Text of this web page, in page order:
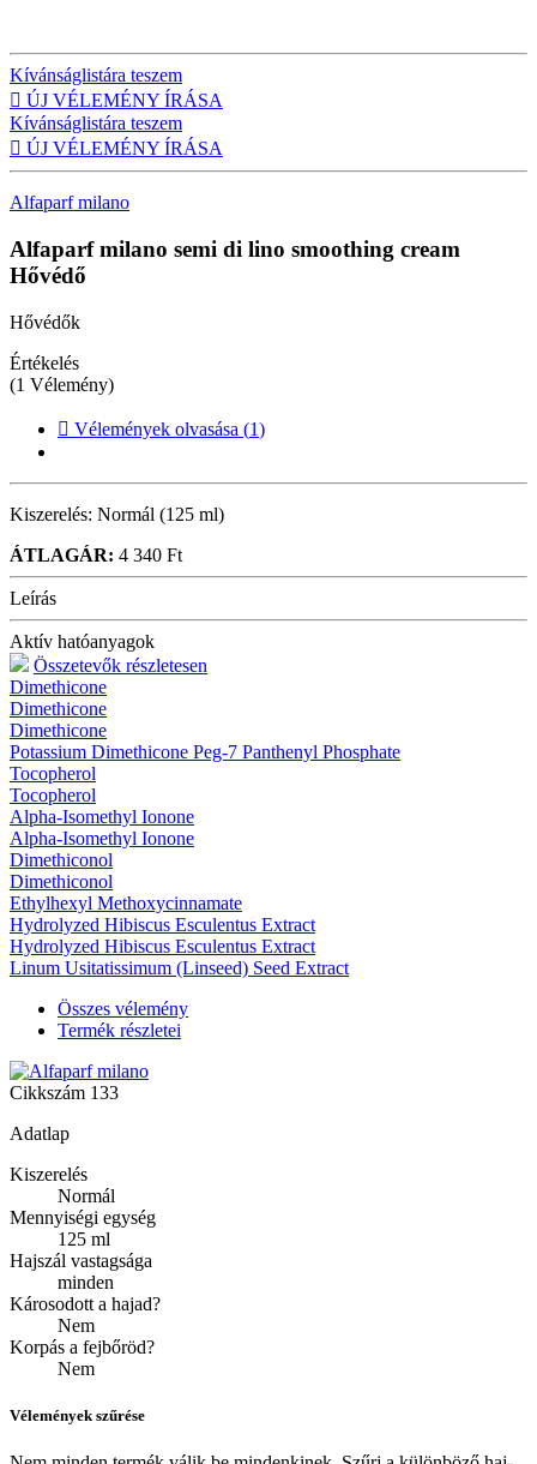
Kívánságlistára teszem
 ÚJ VÉLEMÉNY ÍRÁSA
Kívánságlistára teszem
 ÚJ VÉLEMÉNY ÍRÁSA
Alfaparf milano
Alfaparf milano semi di lino smoothing cream
Hővédő
Hővédők
Értékelés
(1 Vélemény)
 Vélemények olvasása (1)
Kiszerelés: Normál (125 ml)
ÁTLAGÁR: 4 340 Ft
Leírás
Aktív hatóanyagok
Összetevők részletesen
Dimethicone
Dimethicone
Dimethicone
Potassium Dimethicone Peg-7 Panthenyl Phosphate
Tocopherol
Tocopherol
Alpha-Isomethyl Ionone
Alpha-Isomethyl Ionone
Dimethiconol
Dimethiconol
Ethylhexyl Methoxycinnamate
Hydrolyzed Hibiscus Esculentus Extract
Hydrolyzed Hibiscus Esculentus Extract
Linum Usitatissimum (Linseed) Seed Extract
Összes vélemény
Termék részletei
Cikkszám 133
Adatlap
Kiszerelés
Normál
Mennyiségi egység
125 ml
Hajszál vastagsága
minden
Károsodott a hajad?
Nem
Korpás a fejbőröd?
Nem
Vélemények szűrése